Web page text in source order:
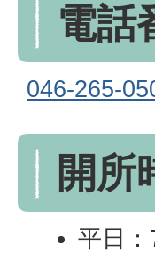
電話
046-265-
開所
平日